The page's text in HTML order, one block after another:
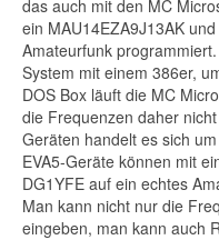
das auch mit den MC
ein MAU14EZA9J13AK
Amateurfunk
System mit einem 386er,
DOS Box läuft die MC
die Frequenzen daher
Geräten handelt es sich
EVA5-Geräte können mit
DG1YFE auf ein echtes
Man kann nicht nur die
eingeben, man kann auch